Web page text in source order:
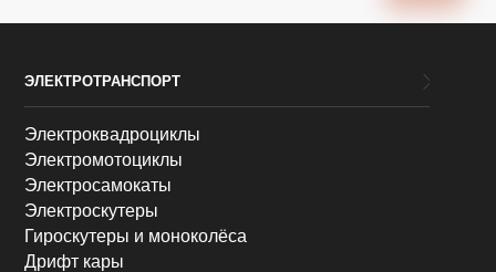
ЭЛЕКТРОТРАНСПОРТ
Электроквадроциклы
Электромотоциклы
Электросамокаты
Электроскутеры
Гироскутеры и моноколёса
Дрифт кары